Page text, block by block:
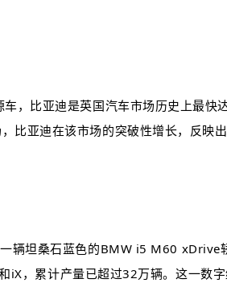
，比亚迪是英国汽车市场历史上最
亚迪在该市场的突破性增长，反映
辆坦桑石蓝色的BMW i5 M60 xDrive
，累计产量已超过32万辆。这一数字